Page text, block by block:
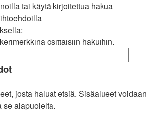
tai käytä kirjoitettua hakua
osittaisiin hakuihin.
josta haluat etsiä. Sisäalueet voidaan
se alapuolelta.